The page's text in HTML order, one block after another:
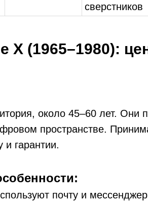
сверстников
X (1965–1980):
около 45–60 лет. Они
пространстве.
и гарантии.
почту и